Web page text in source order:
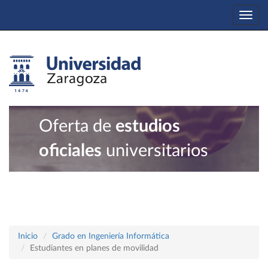
Oferta de estudios
oficiales universitarios
Inicio
Grado en Ingeniería Informática
Estudiantes en planes de movilidad